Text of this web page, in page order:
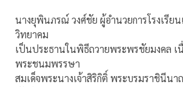
นางยุพินภรณ์ วงศ์ชัย ผู้อำนวยการโรงเรียน
วิทยาคม
เป็นประธานในพิธีถวายพระพรชัยมงคล เ
พระชนมพรรษา
สมเด็จพระนางเจ้าสิริกิติ์ พระบรมราชินีน